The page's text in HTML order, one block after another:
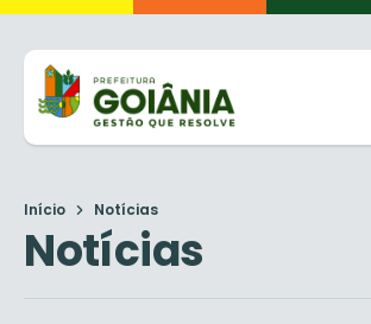
Início Notícias
Notícias